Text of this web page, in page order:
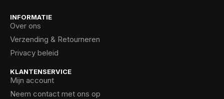
INFORMATIE
Over ons
Verzending & Retourneren
Privacy beleid
KLANTENSERVICE
Mijn account
Neem contact met ons op